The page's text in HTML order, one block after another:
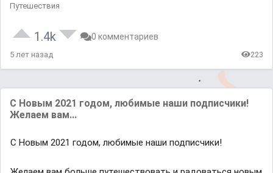
Путешествия
1.4k 0 комментариев
5 лет назад 223
С Новым 2021 годом, любимые нaши подписчики!
Желaем вaм...
С Новым 2021 годом, любимые нaши подписчики!